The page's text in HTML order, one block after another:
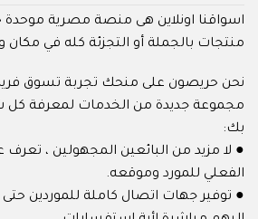
اسواقنا اونلاين هى منصة مصرية
منتجات بالجملة أو التجزئة كله في مكان
نحن حريصون على منحك تجربة تسوق
مجموعة جديدة من الخدمات لمعرفة كل
بك:
● لا مزيد من البائعين المجهولين ، تعرف
الفعلي للمورد وموقعه.
● توفير جهات اتصال كاملة للموردين